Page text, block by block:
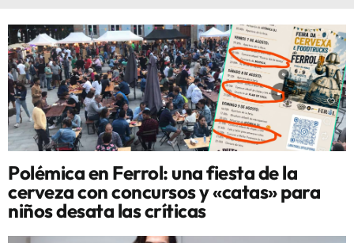
Polémica en Ferrol: una fiesta de la
cerveza con concursos y «catas» para
niños desata las críticas